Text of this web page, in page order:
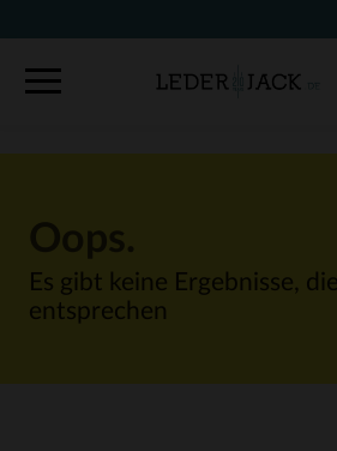
Es gibt keine Ergebnisse,
entsprechen